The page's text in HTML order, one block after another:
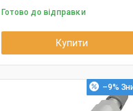
Готово до відправки
Купити
–9%